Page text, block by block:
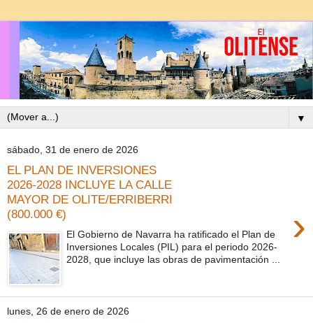
▼
sábado, 31 de enero de 2026
EL PLAN DE INVERSIONES
2026-2028 INCLUYE LA CALLE
MAYOR DE OLITE/ERRIBERRI
(800.000 €)
›
El Gobierno de Navarra ha ratificado el Plan de
Inversiones Locales (PIL) para el periodo 2026-
2028, que incluye las obras de pavimentación ...
lunes, 26 de enero de 2026